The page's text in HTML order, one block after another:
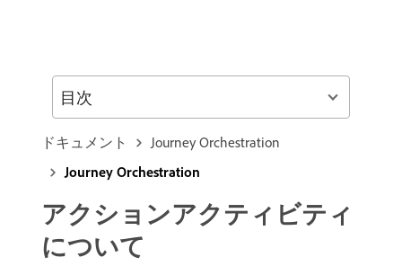
ドキュメント
Journey Orchestration
Journey Orchestration
アクションアクティビティ
について
目次